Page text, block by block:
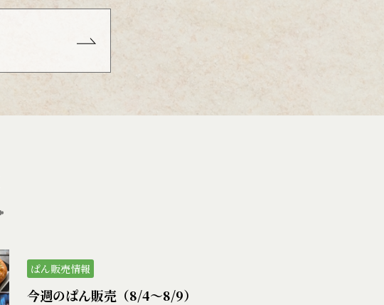
ぱん販売情報
今週のぱん販売（8/4〜8/9）